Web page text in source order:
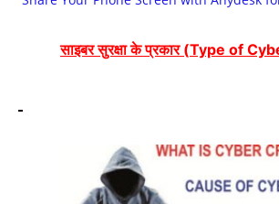
साइबर सुरक्षा के प्रकार (Type of